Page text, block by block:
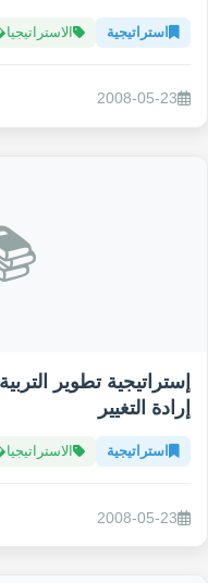
استراتيجية
2008-05-23
إستراتيجية تطوير
إرادة التغيير
استراتيجية
2008-05-23